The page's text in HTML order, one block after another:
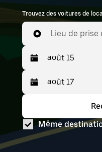
Uber Location. Des
berlines en passant
des véhicules
pour un groupe de
l'emplacement pour
location à YUL.
Trouvez des voitures de
Lieu de prise
Appuyez
sur
la
vers
le
bas
Période
sélectionnée :
août
au août
17
sur
la
flèche
vers
sélectionnée :
août
15
au août
Même